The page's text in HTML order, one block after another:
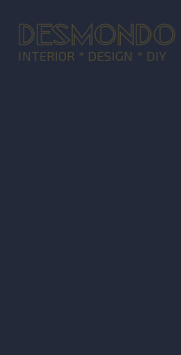
DESMONDO
INTERIOR * DESIGN * DIY